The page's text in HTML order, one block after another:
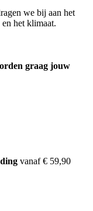
we bij aan het
het klimaat.
graag jouw
vanaf € 59,90